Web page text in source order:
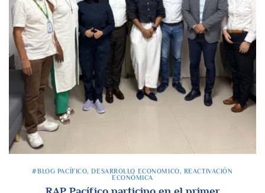
#BLOG PACÍFICO,DESARROLLO ECONOMICO, REACTIVACIÓN
ECONÓMICA